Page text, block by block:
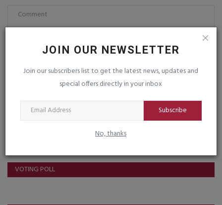
JOIN OUR NEWSLETTER
Join our subscribers list to get the latest news, updates and
special offers directly in your inbox
Subscribe
No, thanks
Post Comment
VOTING POLL